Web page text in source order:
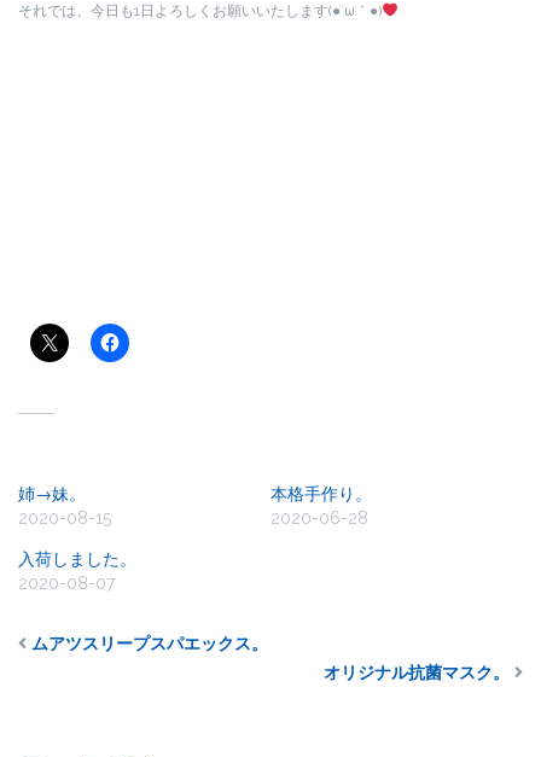
それでは、今日も1日よろしくお願いいたします(●´ω｀●)
姉→妹。
2020-08-15
本格手作り。
2020-06-28
入荷しました。
2020-08-07
ムアツスリープスパエックス。
オリジナル抗菌マスク。